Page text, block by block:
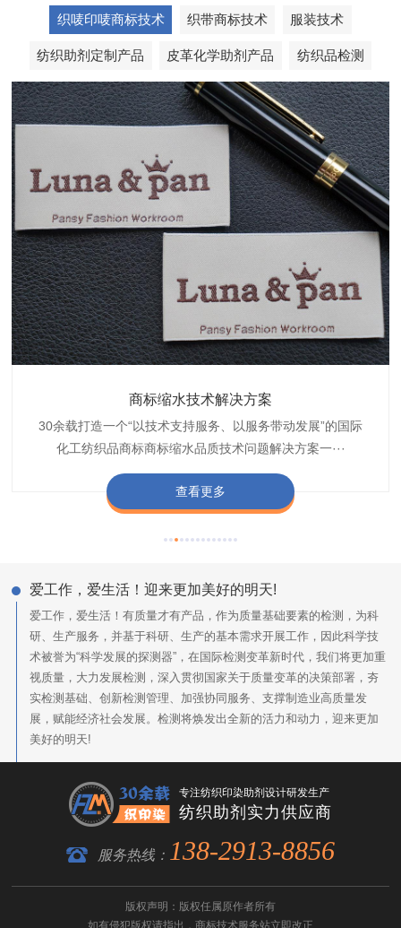
织唛印唛商标技术 织带商标技术 服装技术
纺织助剂定制产品 皮革化学助剂产品 纺织品检测
商标缩水技术解决方案
30余载打造一个“以技术支持服务、以服务带动发展”的国际
化工纺织品商标商标缩水品质技术问题解决方案一···
查看更多
织带商标防水技术解决方案
博准公司专注于织带商标防水技术解决方案30余载,励志于
纺织品商标企业打造含油量超标品质技术问题解决方···
查看更多
服装颜色不匀技术解决方案
博准是一家专注30余载设计研发织唛印唛商标、织带服装颜
色不匀品质技术问题解决方案一站式服务提供商,技···
查看更多
纺织品阻燃母粒
博准致力于成为纺织品商标阻燃母粒剂,TF-W760,TF-W760
阻燃母粒剂加工定制服务实力提供商,···
查看更多
爱工作，爱生活！迎来更加美好的明天!
爱工作，爱生活！有质量才有产品，作为质量基础要素的检测，为科
研、生产服务，并基于科研、生产的基本需求开展工作，因此科学技
术被誉为“科学发展的探测器”，在国际检测变革新时代，我们将更加重
视质量，大力发展检测，深入贯彻国家关于质量变革的决策部署，夯
实检测基础、创新检测管理、加强协同服务、支撑制造业高质量发
展，赋能经济社会发展。检测将焕发出全新的活力和动力，迎来更加
美好的明天!
专注纺织印染助剂设计研发生产
纺织助剂实力供应商
服务热线： 138-2913-8856
版权声明：版权任属原作者所有
如有侵犯版权请指出， 商标技术服务站立即改正